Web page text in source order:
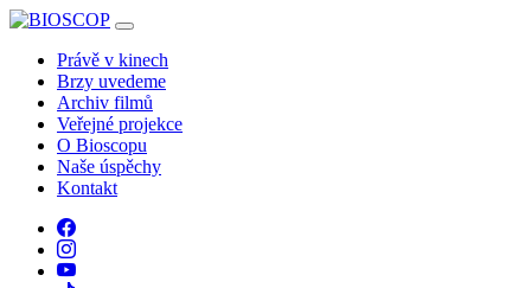
Právě v kinech
Brzy uvedeme
Archiv filmů
Veřejné projekce
O Bioscopu
Naše úspěchy
Kontakt